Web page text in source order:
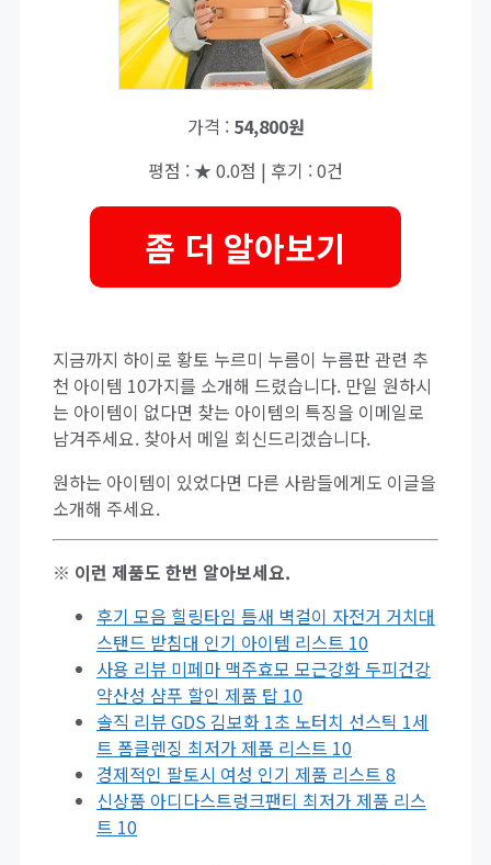
가격 : 54,800원
평점 : ★ 0.0점 | 후기 : 0건
좀 더 알아보기
지금까지 하이로 황토 누르미 누름이 누름판 관련 추
천 아이템 10가지를 소개해 드렸습니다. 만일 원하시
는 아이템이 없다면 찾는 아이템의 특징을 이메일로
남겨주세요. 찾아서 메일 회신드리겠습니다.
원하는 아이템이 있었다면 다른 사람들에게도 이글을
소개해 주세요.
※ 이런 제품도 한번 알아보세요.
후기 모음 힐링타임 틈새 벽걸이 자전거 거치대
스탠드 받침대 인기 아이템 리스트 10
사용 리뷰 미페마 맥주효모 모근강화 두피건강
약산성 샴푸 할인 제품 탑 10
솔직 리뷰 GDS 김보화 1초 노터치 선스틱 1세
트 폼클렌징 최저가 제품 리스트 10
경제적인 팔토시 여성 인기 제품 리스트 8
신상품 아디다스트렁크팬티 최저가 제품 리스
트 10